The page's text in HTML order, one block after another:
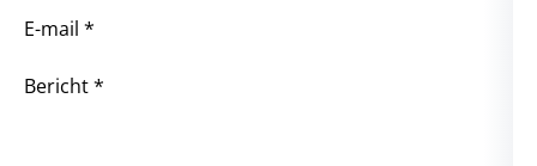
E-mail *
Bericht *